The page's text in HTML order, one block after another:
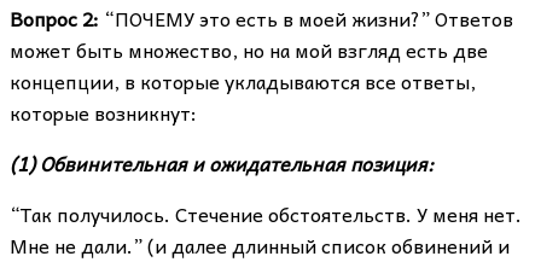
Вопрос 2: “ПОЧЕМУ это есть в моей жизни?” Ответов
может быть множество, но на мой взгляд есть две
концепции, в которые укладываются все ответы,
которые возникнут:
(1) Обвинительная и ожидательная позиция:
“Так получилось. Стечение обстоятельств. У меня нет.
Мне не дали.” (и далее длинный список обвинений и